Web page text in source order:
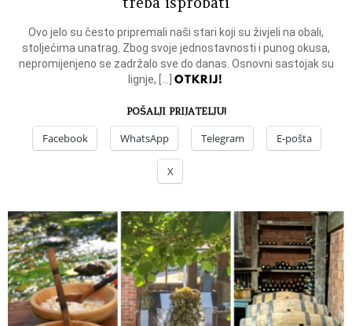
Ovo jelo su često pripremali naši stari koji su živjeli na obali,
stoljećima unatrag. Zbog svoje jednostavnosti i punog okusa,
nepromijenjeno se zadržalo sve do danas. Osnovni sastojak su
lignje, […]OTKRIJ!
POŠALJI PRIJATELJU!
Facebook WhatsApp Telegram E-pošta
X